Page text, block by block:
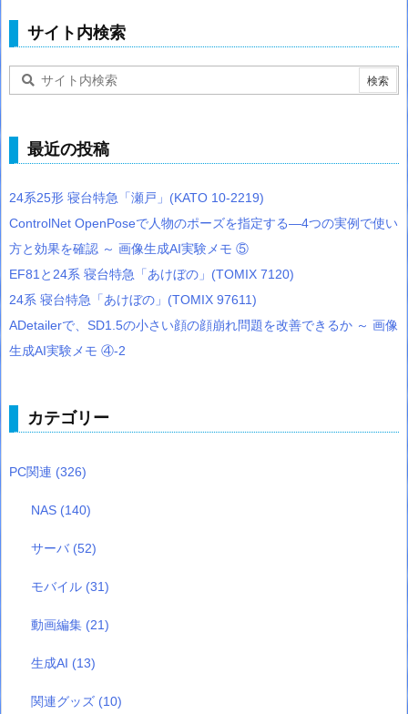
サイト内検索
最近の投稿
24系25形 寝台特急「瀬戸」(KATO 10-2219)
ControlNet OpenPoseで人物のポーズを指定する―4つの実例で使い
方と効果を確認 ～ 画像生成AI実験メモ ⑤
EF81と24系 寝台特急「あけぼの」(TOMIX 7120)
24系 寝台特急「あけぼの」(TOMIX 97611)
ADetailerで、SD1.5の小さい顔の顔崩れ問題を改善できるか ～ 画像
生成AI実験メモ ④-2
カテゴリー
PC関連 (326)
NAS (140)
サーバ (52)
モバイル (31)
動画編集 (21)
生成AI (13)
関連グッズ (10)